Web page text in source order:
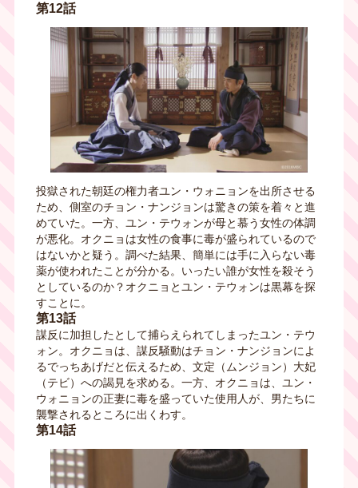
第12話
投獄された朝廷の権力者ユン・ウォニョンを出所させる
ため、側室のチョン・ナンジョンは驚きの策を着々と進
めていた。一方、ユン・テウォンが母と慕う女性の体調
が悪化。オクニョは女性の食事に毒が盛られているので
はないかと疑う。調べた結果、簡単には手に入らない毒
薬が使われたことが分かる。いったい誰が女性を殺そう
としているのか？オクニョとユン・テウォンは黒幕を探
すことに。
第13話
謀反に加担したとして捕らえられてしまったユン・テウ
ォン。オクニョは、謀反騒動はチョン・ナンジョンによ
るでっちあげだと伝えるため、文定（ムンジョン）大妃
（テビ）への謁見を求める。一方、オクニョは、ユン・
ウォニョンの正妻に毒を盛っていた使用人が、男たちに
襲撃されるところに出くわす。
第14話